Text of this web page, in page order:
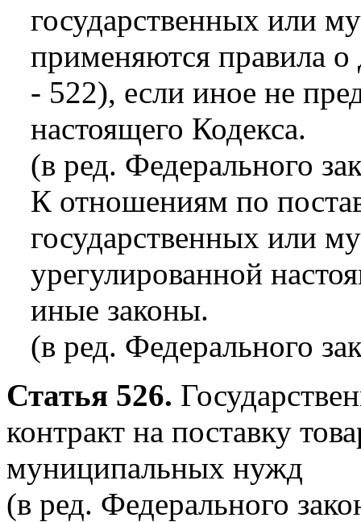
государственных или
применяются правила о
- 522), если иное не
настоящего Кодекса.
(в ред. Федерального
К отношениям по
государственных или
урегулированной
иные законы.
(в ред. Федерального
Статья 526.
контракт на поставку
муниципальных нужд
(в ред. Федерального